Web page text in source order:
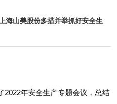
海山美股份多措并举抓好安全生
2022年安全生产专题会议，总结